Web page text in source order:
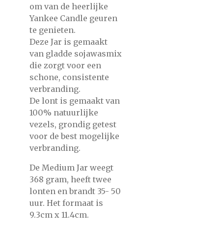
om van de heerlijke
Yankee Candle geuren
te genieten.
Deze Jar is gemaakt
van gladde sojawasmix
die zorgt voor een
schone, consistente
verbranding.
De lont is gemaakt van
100% natuurlijke
vezels, grondig getest
voor de best mogelijke
verbranding.
De Medium Jar weegt
368 gram, heeft twee
lonten en brandt 35- 50
uur. Het formaat is
9.3cm x 11.4cm.